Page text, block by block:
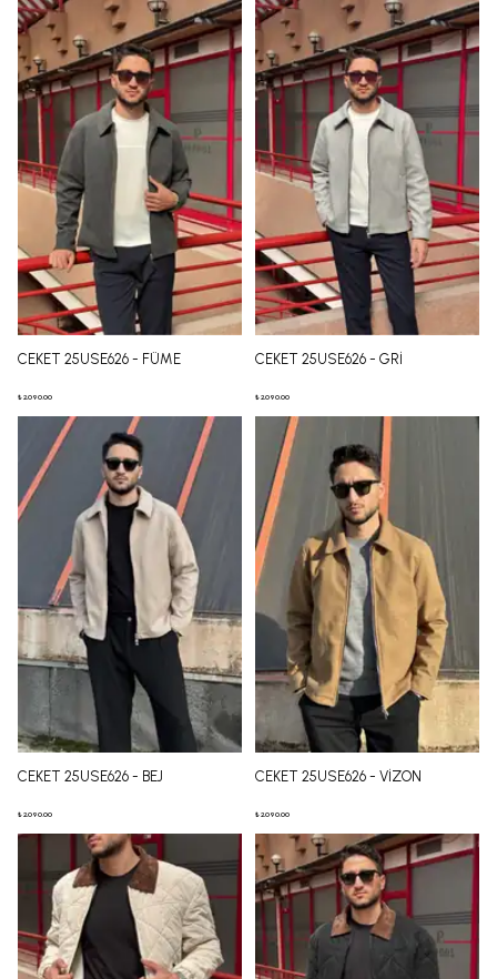
CEKET 25USE626 - FÜME
₺ 2,090.00
CEKET 25USE626 - GRİ
₺ 2,090.00
CEKET 25USE626 - BEJ
₺ 2,090.00
CEKET 25USE626 - VİZON
₺ 2,090.00